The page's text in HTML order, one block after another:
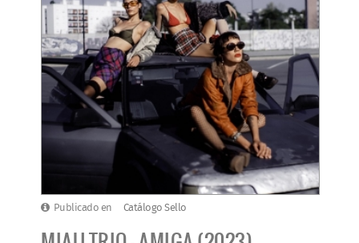
Publicado en Catálogo Sello